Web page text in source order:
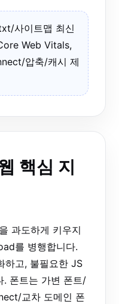
사이트맵 최신
Web Vitals,
압축/캐시 제
핵심 지
과도하게 키우지
를 병행합니다.
하고, 불필요한 JS
. 폰트는 가변 폰트/
교차 도메인 폰